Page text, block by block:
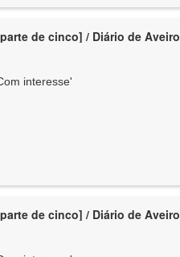
de cinco] / Diário de Aveiro
interesse'
de cinco] / Diário de Aveiro